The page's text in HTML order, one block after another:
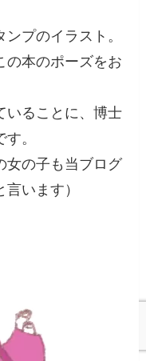
プのイラスト。
の本のポーズをお
いることに、博士
。
女の子も当ブログ
います）